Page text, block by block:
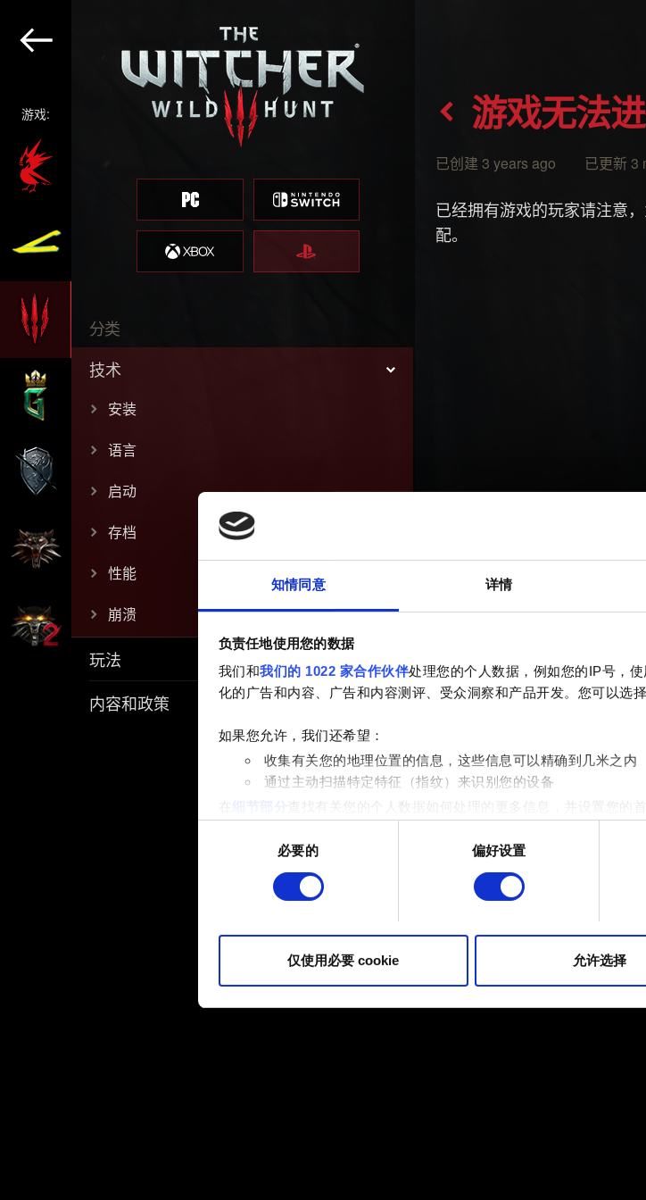
知情同意 详情
负责任地使用您的数据
我们和我们的 1022 家合作伙伴处理您的个人数据，例如您的IP号，
化的广告和内容、广告和内容测评、受众洞察和产品开发。您可以选
如果您允许，我们还希望：
收集有关您的地理位置的信息，这些信息可以精确到几米之内
通过主动扫描特定特征（指纹）来识别您的设备
在
细节部分
查找有关您的个人数据如何处理的更多信息，并设置您的
部分需要使用 Cookies 的是为了让网站功能可用，而另一部分是非强
网站将更好地服务于您。例如帮助我们在社交媒体上发现您，提供一
您可以在下面的"设置"菜单中找到有关我们使用 Cookie 的所有详细
必要的 偏好设置
仅使用必要 cookie 允许选择
游戏:
分类
技术
安装
语言
启动
存档
性能
崩溃
玩法
内容和政策
游戏无法
已创建 3 years ago 已更新 3
已经拥有游戏的玩家请注意
配。